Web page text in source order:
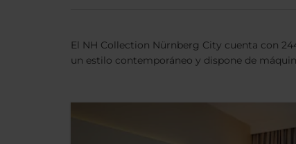
El NH Collection Nürnberg City cuenta con
un estilo contemporáneo y dispone de